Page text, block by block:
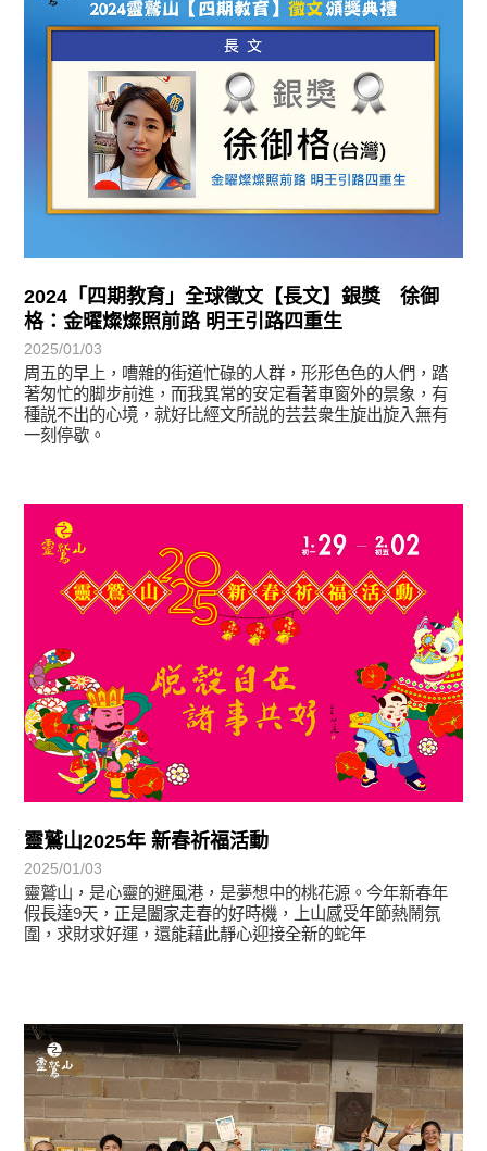
2024「四期教育」全球徵文【長文】銀獎 徐御
格：金曜燦燦照前路 明王引路四重生
2025/01/03
周五的早上，嘈雜的街道忙碌的人群，形形色色的人們，踏
著匆忙的脚步前進，而我異常的安定看著車窗外的景象，有
種説不出的心境，就好比經文所説的芸芸衆生旋出旋入無有
一刻停歇。
靈鷲山2025年 新春祈福活動
2025/01/03
靈鷲山，是心靈的避風港，是夢想中的桃花源。今年新春年
假長達9天，正是闔家走春的好時機，上山感受年節熱鬧氛
圍，求財求好運，還能藉此靜心迎接全新的蛇年
最新消息